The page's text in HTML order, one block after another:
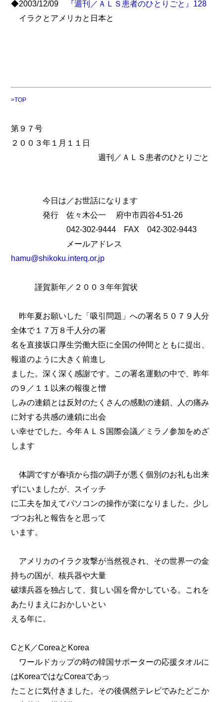
◆2003/12/09
『週刊／ＡＬＳ患者のひとりごと』128
イラクとアメリカと日本と
>TOP
第９７号
２００３年１月１１日
週刊／ＡＬＳ患者のひとりごと
今日は／お世話になります
発行 佐々木公一 府中市四谷4-51-26
042-302-9444 FAX 042-302-9443
メールアドレス
hamu@shikoku.interq.or.jp
謹賀新年／２００３年年賀状
昨年夏お願いした「吸引問題」への署名５０７９人分
全体で１７万８千人分の署
名を直接坂口厚生労働大臣に全国の仲間とともに提出、
報道のように大きく前進し
ました。深く深く感謝です。この署名運動の中で、昨年
の９／１１以来の報復と憎
しみの連鎖とは反対のたくさんの感動の連鎖、人の痛み
に対する共感の連鎖に出会
い幸せでした。今年ＡＬＳ国際会議／ミラノ参加をめざ
します
体調ですが春頃から指の調子が悪く個別のお礼も出来
ずにいましたが、スイッチ
に工夫を加えてパソコンの操作が楽になりました。少し
づつお礼と報告をと思って
います。
アメリカのイラク攻撃が当然視され、その世界一の金
持ちの国が、核兵器や大量
破壊兵器を独占して、貧しい国を脅かしている。これを
あたりまえにおかしいとい
える年に。
CとK／CoreaとKorea
ワールドカップの時の韓国サポーターの応援タオルに
はKoreaではなCoreaであっ
たことに気付きました。その後偶然テレビでみたどこか